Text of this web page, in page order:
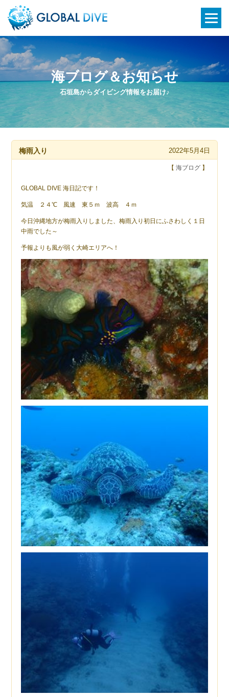
石垣島からダイビング情報をお届け♪
海ブログ＆お知らせ
梅雨入り 2022年5月4日
【 海ブログ】
GLOBAL DIVE 海日記です！
気温 ２４℃ 風速 東５ｍ 波高 ４ｍ
今日沖縄地方が梅雨入りしました、梅雨入り初日にふさわしく１日
中雨でした～
予報よりも風が弱く大崎エリアへ！